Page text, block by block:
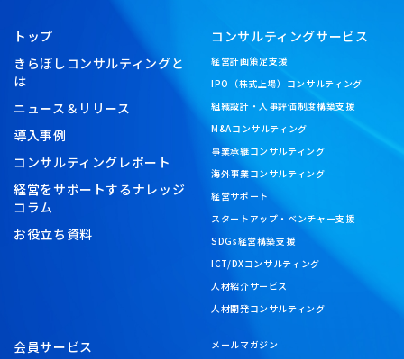
トップ
きらぼしコンサルティングと
は
ニュース＆リリース
導入事例
コンサルティングレポート
経営をサポートするナレッジ
コラム
お役立ち資料
コンサルティングサービス
経営計画策定支援
IPO（株式上場）コンサルティング
組織設計・人事評価制度構築支援
M&Aコンサルティング
事業承継コンサルティング
海外事業コンサルティング
経営サポート
スタートアップ・ベンチャー支援
SDGs経営構築支援
ICT/DXコンサルティング
人材紹介サービス
人材開発コンサルティング
会員サービス
メールマガジン